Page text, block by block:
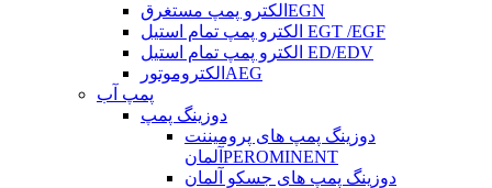
الکترو پمپ مستغرقEGN
الکترو پمپ تمام استیل EGT /EGF
الکترو پمپ تمام استیل ED/EDV
الکتروموتورAEG
پمپ آب
دوزینگ پمپ
دوزینگ پمپ های پرومیننت
آلمانPEROMINENT
دوزینگ پمپ های جسکو آلمان